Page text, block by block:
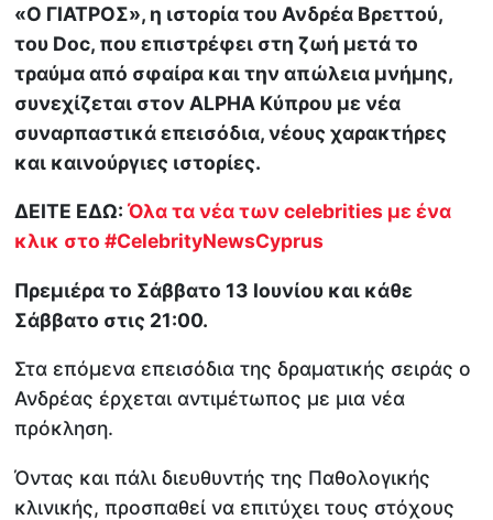
«Ο ΓΙΑΤΡΟΣ», η ιστορία του Ανδρέα Βρεττού,
του Doc, που επιστρέφει στη ζωή μετά το
τραύμα από σφαίρα και την απώλεια μνήμης,
συνεχίζεται στον ALPHA Κύπρου με νέα
συναρπαστικά επεισόδια, νέους χαρακτήρες
και καινούργιες ιστορίες.
ΔΕΙΤΕ ΕΔΩ:Όλα τα νέα των celebrities με ένα
κλικ στο #CelebrityNewsCyprus
Πρεμιέρα το Σάββατο 13 Ιουνίου και κάθε
Σάββατο στις 21:00.
Στα επόμενα επεισόδια της δραματικής σειράς ο
Ανδρέας έρχεται αντιμέτωπος με μια νέα
πρόκληση.
Όντας και πάλι διευθυντής της Παθολογικής
κλινικής, προσπαθεί να επιτύχει τους στόχους